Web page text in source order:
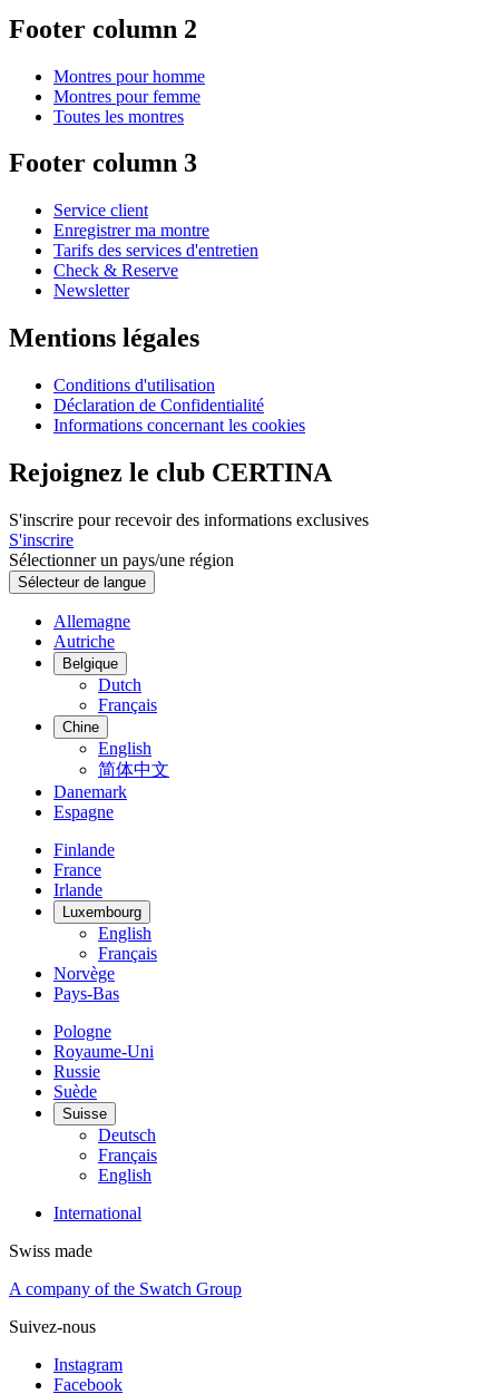
Footer column 2
Montres pour homme
Montres pour femme
Toutes les montres
Footer column 3
Service client
Enregistrer ma montre
Tarifs des services d'entretien
Check & Reserve
Newsletter
Mentions légales
Conditions d'utilisation
Déclaration de Confidentialité
Informations concernant les cookies
Rejoignez le club CERTINA
S'inscrire pour recevoir des informations exclusives
S'inscrire
Sélectionner un pays/une région
Sélecteur de langue
Allemagne
Autriche
Belgique
Dutch
Français
Chine
English
简体中文
Danemark
Espagne
Finlande
France
Irlande
Luxembourg
English
Français
Norvège
Pays-Bas
Pologne
Royaume-Uni
Russie
Suède
Suisse
Deutsch
Français
English
International
Swiss made
A company of the Swatch Group
Suivez-nous
Instagram
Facebook